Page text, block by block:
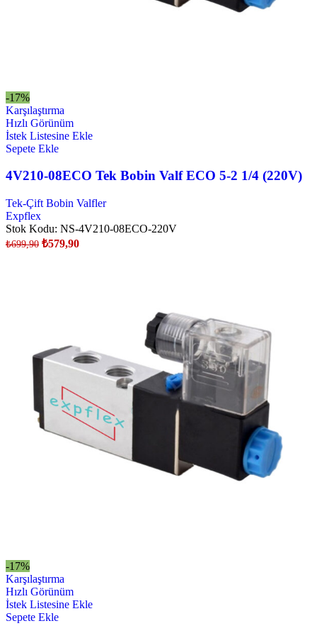
-17%
Karşılaştırma
Hızlı Görünüm
İstek Listesine Ekle
Sepete Ekle
4V210-08ECO Tek Bobin Valf ECO 5-2 1/4 (220V)
Tek-Çift Bobin Valfler
Expflex
Stok Kodu: NS-4V210-08ECO-220V
₺699,90 ₺579,90
-17%
Karşılaştırma
Hızlı Görünüm
İstek Listesine Ekle
Sepete Ekle